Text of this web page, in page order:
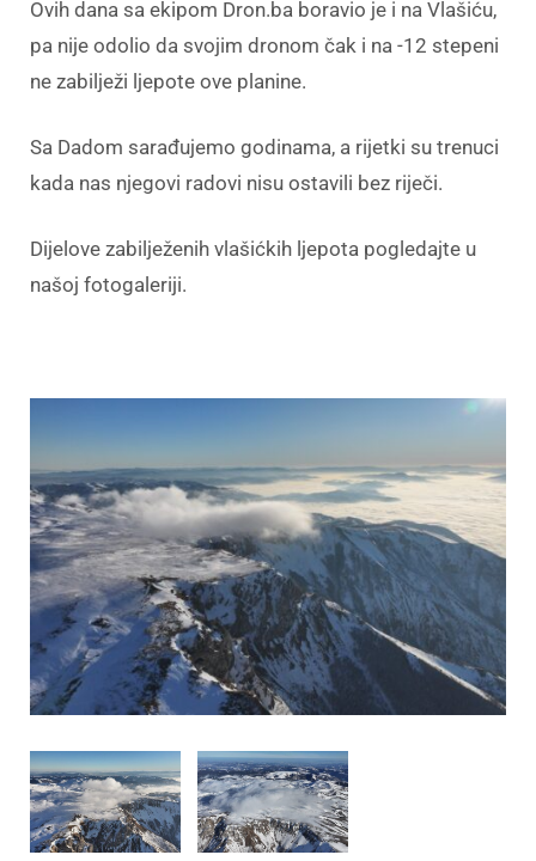
Ovih dana sa ekipom Dron.ba boravio je i na Vlašiću,
pa nije odolio da svojim dronom čak i na -12 stepeni
ne zabilježi ljepote ove planine.
Sa Dadom sarađujemo godinama, a rijetki su trenuci
kada nas njegovi radovi nisu ostavili bez riječi.
Dijelove zabilježenih vlašićkih ljepota pogledajte u
našoj fotogaleriji.